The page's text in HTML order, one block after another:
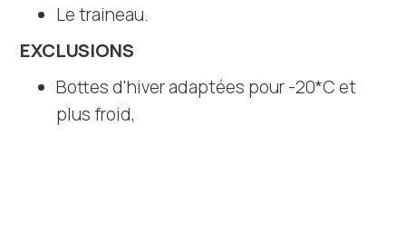
Le traineau.
EXCLUSIONS
Bottes d'hiver adaptées pour -20*C et
plus froid,